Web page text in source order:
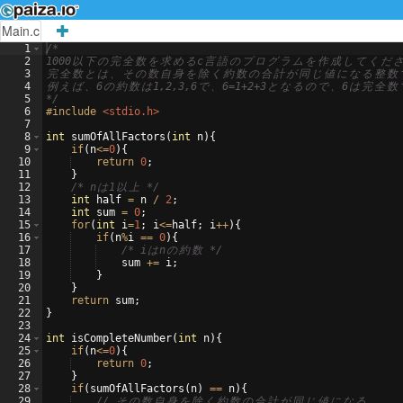
Main.c
1
2
3
4
5
6
7
8
9
10
11
12
13
14
15
16
17
18
19
20
21
22
23
24
25
26
27
28
/*
1000以 下 の 完 全 数 を求 め る c 言語 の プ ロ グ ラ ム を 作 成 し て く だ さ
完 全 数 と は 、 そ の 数 自 身 を 除 く 約 数 の 合計 が 同 じ 値 に な る 整 数
例 え ば 、 6の約 数 は1,2,3,6 で 、 6=1+2+3 と な る の で 、 6は 完 全 数
*/
#include <stdio.h>
int
sumOfAllFactors ( int n) {
if( n<=0) {
return 0;
}
/* nは1 以 上 */
int
half = n / 2;
int
sum = 0;
for( int i=1; i<=half; i++) {
if( n%i == 0) {
/* i はnの約 数 */
sum += i;
}
}
return sum;
}
int
isCompleteNumber( int n) {
if( n<=0) {
return 0;
}
if( sumOfAllFactors ( n) == n) {